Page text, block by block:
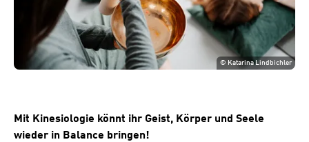
© Katarina Lindbichler
Mit Kinesiologie könnt ihr Geist, Körper und Seele
wieder in Balance bringen!